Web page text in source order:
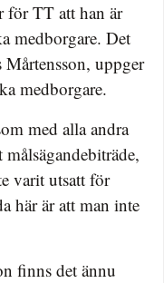
för TT att han är
medborgare. Det
Mårtensson, uppger
medborgare.
med alla andra
varit utsatt för
här är att man inte
finns det ännu